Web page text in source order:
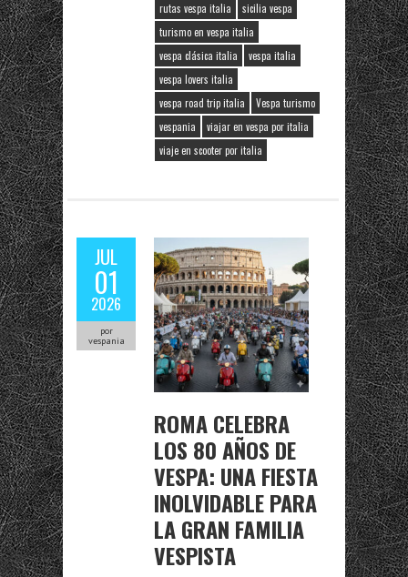
rutas vespa italia
sicilia vespa
turismo en vespa italia
vespa clásica italia
vespa italia
vespa lovers italia
vespa road trip italia
Vespa turismo
vespania
viajar en vespa por italia
viaje en scooter por italia
JUL
01
2026
por
vespania
ROMA CELEBRA
LOS 80 AÑOS DE
VESPA: UNA FIESTA
INOLVIDABLE PARA
LA GRAN FAMILIA
VESPISTA